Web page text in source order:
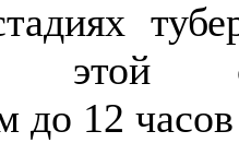
этой
до 12